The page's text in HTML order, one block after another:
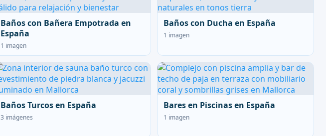
Baños con Bañera Empotrada en
España
1 imagen
Baños con Ducha en España
1 imagen
Baños Turcos en España
3 imágenes
Bares en Piscinas en España
1 imagen